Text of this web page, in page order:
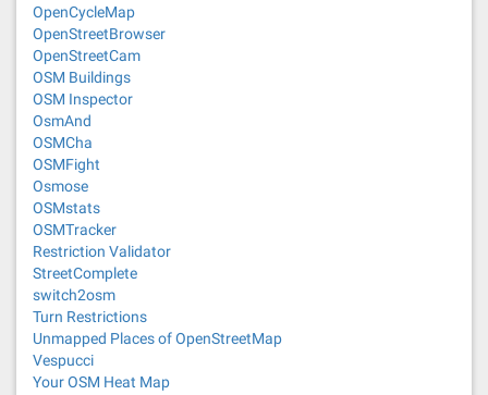
OpenCycleMap
OpenStreetBrowser
OpenStreetCam
OSM Buildings
OSM Inspector
OsmAnd
OSMCha
OSMFight
Osmose
OSMstats
OSMTracker
Restriction Validator
StreetComplete
switch2osm
Turn Restrictions
Unmapped Places of OpenStreetMap
Vespucci
Your OSM Heat Map